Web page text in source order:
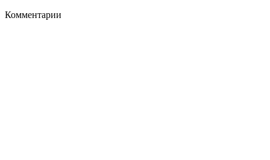
Комментарии